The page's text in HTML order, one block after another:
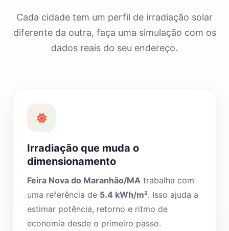
Cada cidade tem um perfil de irradiação solar
diferente da outra, faça uma simulação com os
dados reais do seu endereço.
Irradiação que muda o
dimensionamento
Feira Nova do Maranhão/MA trabalha com
uma referência de 5.4 kWh/m². Isso ajuda a
estimar potência, retorno e ritmo de
economia desde o primeiro passo.